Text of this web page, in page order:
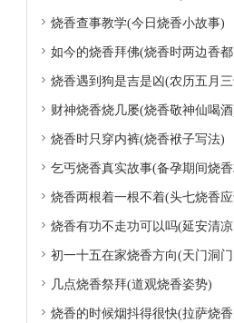
 烧香查事教学(今日烧香小故事)
 如今的烧香拜佛(烧香时两边香
 烧香遇到狗是吉是凶(农历五月
 财神烧香烧几屡(烧香敬神仙喝
 烧香时只穿内裤(烧香袱子写法)
 乞丐烧香真实故事(备孕期间烧
 烧香两根着一根不着(头七烧香
 烧香有功不走功可以吗(延安清
 初一十五在家烧香方向(天门洞
 几点烧香祭拜(道观烧香姿势)
 烧香的时候烟抖得很快(拉萨烧